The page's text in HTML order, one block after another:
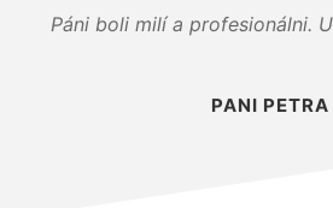
Páni boli milí a profesionálni.
PANI PETRA